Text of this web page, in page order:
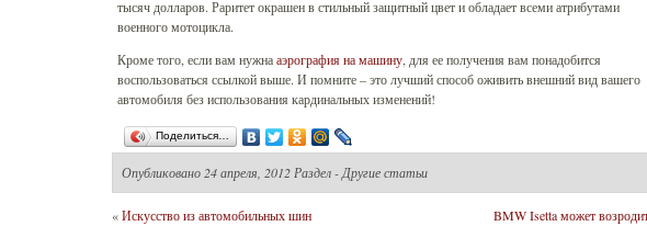
тысяч долларов. Раритет окрашен в стильный защитный цвет и обладает всеми атрибутами
военного мотоцикла.
Кроме того, если вам нужнааэрография на машину, для ее получения вам понадобится
воспользоваться ссылкой выше. И помните – это лучший способ оживить внешний вид вашего
автомобиля без использования кардинальных изменений!
Поделиться…
Опубликовано 24 апреля, 2012 Раздел - Другие статьи
«Искусство из автомобильных шин BMW Isetta может